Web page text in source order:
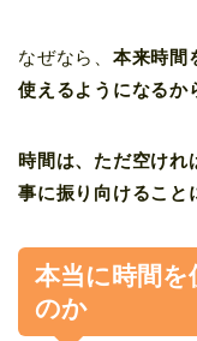
なぜなら、 本来時間
使えるようになるか
時間は、ただ空けれ
事に振り向けること
本当に時間
のか